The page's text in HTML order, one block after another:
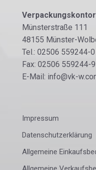
Münsterstraße 111
48155 Münster-
Tel.: 02506 559244-0
Fax: 02506 559244-9
E-Mail: info@vk-
Impressum
Datenschutzerklärung
Allgemeine